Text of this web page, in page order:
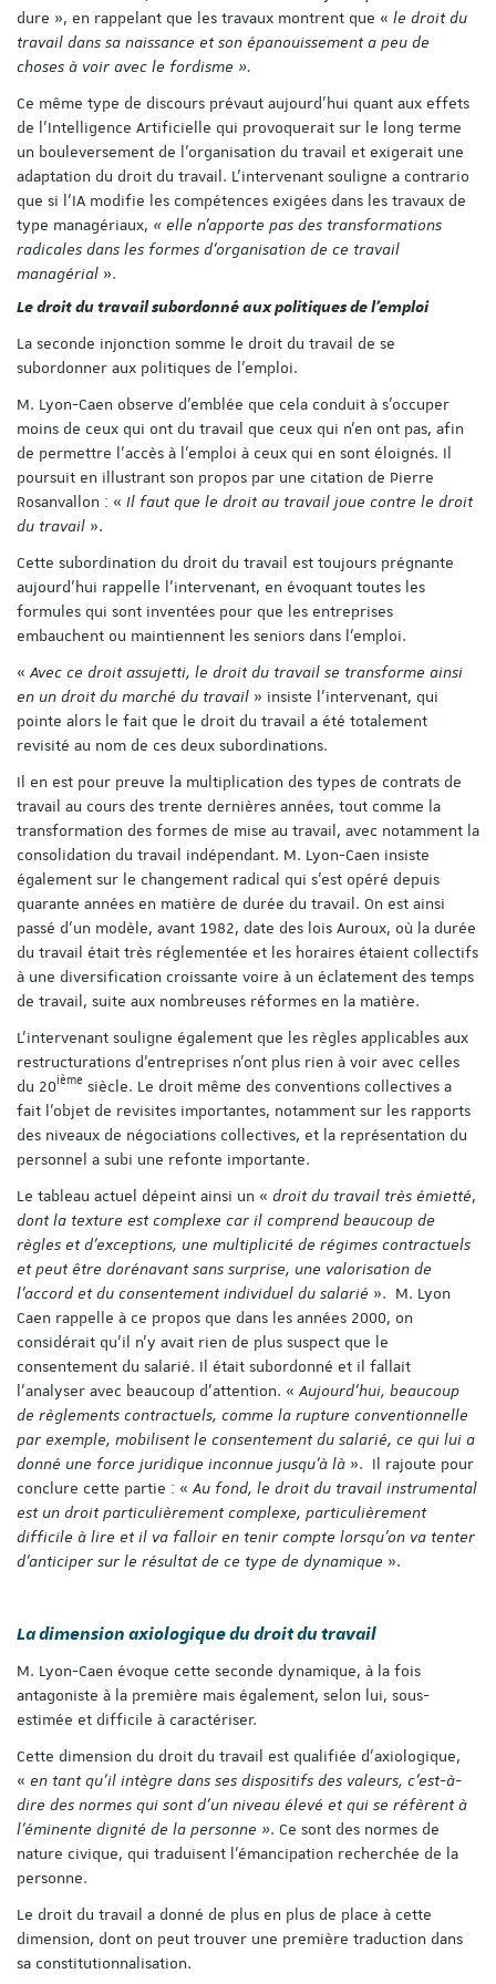
dure », en rappelant que les travaux montrent que « le droit du
travail dans sa naissance et son épanouissement a peu de
choses à voir avec le fordisme ».
Ce même type de discours prévaut aujourd’hui quant aux effets
de l’Intelligence Artificielle qui provoquerait sur le long terme
un bouleversement de l’organisation du travail et exigerait une
adaptation du droit du travail. L’intervenant souligne a contrario
que si l’IA modifie les compétences exigées dans les travaux de
type managériaux, « elle n’apporte pas des transformations
radicales dans les formes d’organisation de ce travail
managérial ».
Le droit du travail subordonné aux politiques de l’emploi
La seconde injonction somme le droit du travail de se
subordonner aux politiques de l’emploi.
M. Lyon-Caen observe d’emblée que cela conduit à s’occuper
moins de ceux qui ont du travail que ceux qui n’en ont pas, afin
de permettre l’accès à l’emploi à ceux qui en sont éloignés. Il
poursuit en illustrant son propos par une citation de Pierre
Rosanvallon : « Il faut que le droit au travail joue contre le droit
du travail ».
Cette subordination du droit du travail est toujours prégnante
aujourd’hui rappelle l’intervenant, en évoquant toutes les
formules qui sont inventées pour que les entreprises
embauchent ou maintiennent les seniors dans l’emploi.
«Avec ce droit assujetti, le droit du travail se transforme ainsi
en un droit du marché du travail » insiste l’intervenant, qui
pointe alors le fait que le droit du travail a été totalement
revisité au nom de ces deux subordinations.
Il en est pour preuve la multiplication des types de contrats de
travail au cours des trente dernières années, tout comme la
transformation des formes de mise au travail, avec notamment la
consolidation du travail indépendant. M. Lyon-Caen insiste
également sur le changement radical qui s’est opéré depuis
quarante années en matière de durée du travail. On est ainsi
passé d’un modèle, avant 1982, date des lois Auroux, où la durée
du travail était très réglementée et les horaires étaient collectifs
à une diversification croissante voire à un éclatement des temps
de travail, suite aux nombreuses réformes en la matière.
L’intervenant souligne également que les règles applicables aux
restructurations d’entreprises n’ont plus rien à voir avec celles
du 20ième siècle. Le droit même des conventions collectives a
fait l’objet de revisites importantes, notamment sur les rapports
des niveaux de négociations collectives, et la représentation du
personnel a subi une refonte importante.
Le tableau actuel dépeint ainsi un « droit du travail très émietté,
dont la texture est complexe car il comprend beaucoup de
règles et d’exceptions, une multiplicité de régimes contractuels
et peut être dorénavant sans surprise, une valorisation de
l’accord et du consentement individuel du salarié ». M. Lyon
Caen rappelle à ce propos que dans les années 2000, on
considérait qu’il n’y avait rien de plus suspect que le
consentement du salarié. Il était subordonné et il fallait
l’analyser avec beaucoup d’attention. «Aujourd’hui, beaucoup
de règlements contractuels, comme la rupture conventionnelle
par exemple, mobilisent le consentement du salarié, ce qui lui a
donné une force juridique inconnue jusqu’à là ». Il rajoute pour
conclure cette partie : «Au fond, le droit du travail instrumental
est un droit particulièrement complexe, particulièrement
difficile à lire et il va falloir en tenir compte lorsqu’on va tenter
d’anticiper sur le résultat de ce type de dynamique ».
La dimension axiologique du droit du travail
M. Lyon-Caen évoque cette seconde dynamique, à la fois
antagoniste à la première mais également, selon lui, sous-
estimée et difficile à caractériser.
Cette dimension du droit du travail est qualifiée d’axiologique,
« en tant qu’il intègre dans ses dispositifs des valeurs, c’est-à-
dire des normes qui sont d’un niveau élevé et qui se réfèrent à
l’éminente dignité de la personne ». Ce sont des normes de
nature civique, qui traduisent l’émancipation recherchée de la
personne.
Le droit du travail a donné de plus en plus de place à cette
dimension, dont on peut trouver une première traduction dans
sa constitutionnalisation.